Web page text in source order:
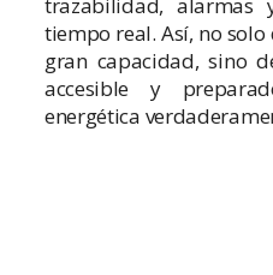
tiempo real. Así, no solo
gran capacidad, sino
accesible y
energética